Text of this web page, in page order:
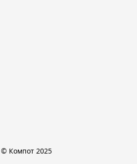
© Компот 2025